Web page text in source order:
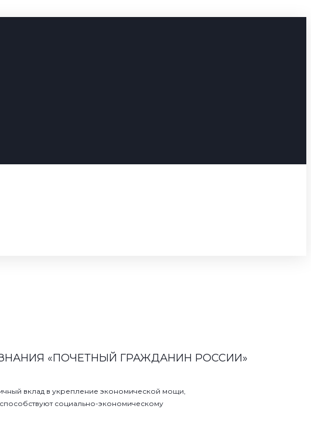
«ПОЧЕТНЫЙ ГРАЖДАНИН РОССИИ»
вклад в укрепление экономической мощи,
социально-экономическому